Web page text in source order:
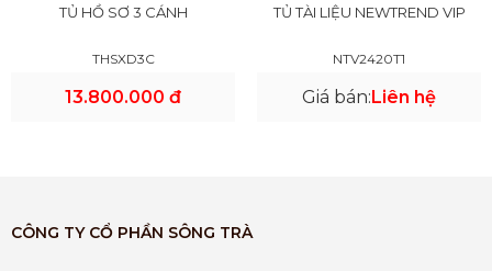
TỦ HỒ SƠ 3 CÁNH
THSXD3C
13.800.000 đ
TỦ TÀI LIỆU NEWTREND VIP
NTV2420T1
Giá bán:Liên hệ
CÔNG TY CỔ PHẦN SÔNG TRÀ